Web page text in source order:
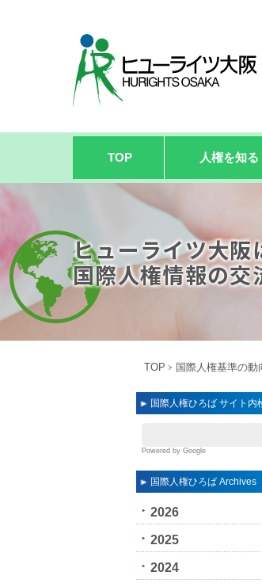
TOP 人権を知る
ヒューライツ大阪
国際人権情報の交
TOP 国際人権基準の動
国際人権ひろば サイト内
Powered by Google
国際人権ひろば Archives
2026
2025
2024